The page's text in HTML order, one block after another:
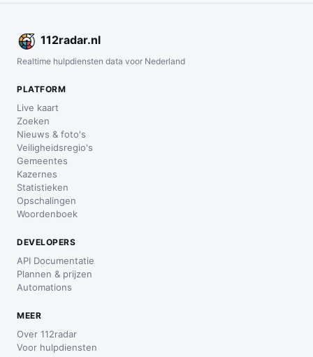
112radar.nl
Realtime hulpdiensten data voor Nederland
PLATFORM
Live kaart
Zoeken
Nieuws & foto's
Veiligheidsregio's
Gemeentes
Kazernes
Statistieken
Opschalingen
Woordenboek
DEVELOPERS
API Documentatie
Plannen & prijzen
Automations
MEER
Over 112radar
Voor hulpdiensten